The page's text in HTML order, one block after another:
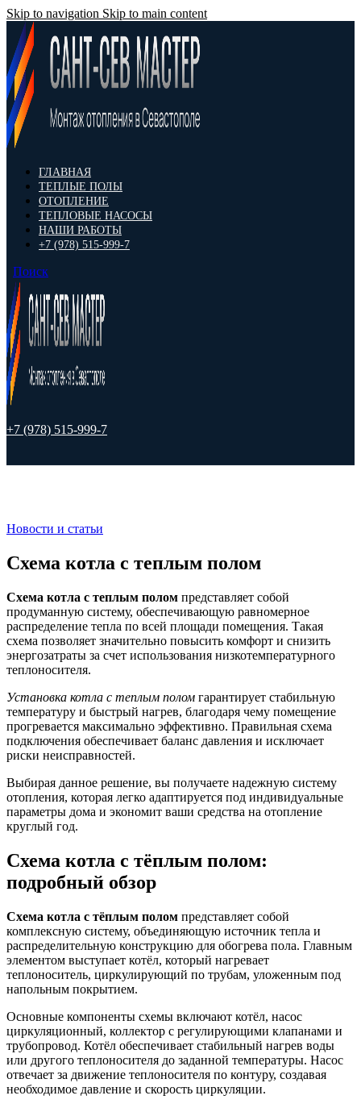
Skip to navigation Skip to main content
ГЛАВНАЯ
ТЕПЛЫЕ ПОЛЫ
ОТОПЛЕНИЕ
ТЕПЛОВЫЕ НАСОСЫ
НАШИ РАБОТЫ
+7 (978) 515-999-7
Поиск
+7 (978) 515-999-7
Новости и статьи
Схема котла с теплым полом
Схема котла с теплым полом представляет собой
продуманную систему, обеспечивающую равномерное
распределение тепла по всей площади помещения. Такая
схема позволяет значительно повысить комфорт и снизить
энергозатраты за счет использования низкотемпературного
теплоносителя.
Установка котла с теплым полом гарантирует стабильную
температуру и быстрый нагрев, благодаря чему помещение
прогревается максимально эффективно. Правильная схема
подключения обеспечивает баланс давления и исключает
риски неисправностей.
Выбирая данное решение, вы получаете надежную систему
отопления, которая легко адаптируется под индивидуальные
параметры дома и экономит ваши средства на отопление
круглый год.
Схема котла с тёплым полом:
подробный обзор
Схема котла с тёплым полом представляет собой
комплексную систему, объединяющую источник тепла и
распределительную конструкцию для обогрева пола. Главным
элементом выступает котёл, который нагревает
теплоноситель, циркулирующий по трубам, уложенным под
напольным покрытием.
Основные компоненты схемы включают котёл, насос
циркуляционный, коллектор с регулирующими клапанами и
трубопровод. Котёл обеспечивает стабильный нагрев воды
или другого теплоносителя до заданной температуры. Насос
отвечает за движение теплоносителя по контуру, создавая
необходимое давление и скорость циркуляции.